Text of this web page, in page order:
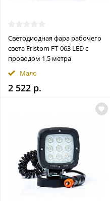
Светодиодная фара рабочего
света Fristom FT-063 LED c
проводом 1,5 метра
Мало
2 522 р.